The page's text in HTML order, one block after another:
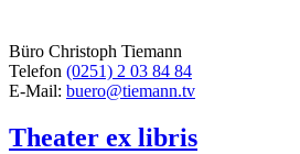
Büro Christoph Tiemann
Telefon (0251) 2 03 84 84
E-Mail: buero@tiemann.tv
Theater ex libris